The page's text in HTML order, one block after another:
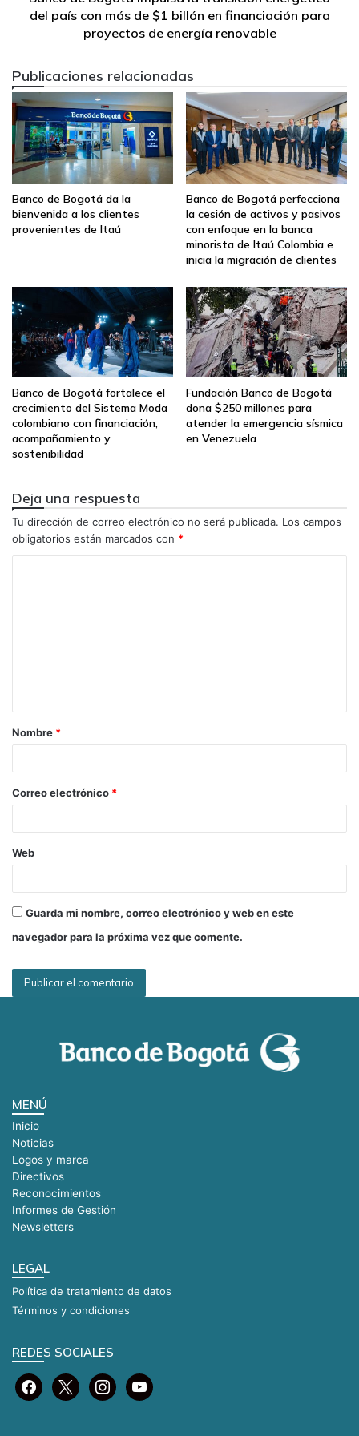
evolucionar sus modelos de gestión y prepararse para
competir en escenarios locales y globales. Reconocer su
futuro empresarial del país”,afirmóFrancisco O
´Bonaga Quintero, Socio director de Región Andina de
Deloitte
Tras 5 ediciones celebradas en nuestro país, MEC se
consolida como un acelerador de evolución empresarial
que impulsa a las compañías a fortalecer su liderazgo,
elevar sus estándares y preparar sus modelos de negocio
para los desafíos del futuro. Asimismo, a través de esta
iniciativa, el Banco de Bogotá, Deloitte y la Pontificia
Universidad Javeriana ratifican su compromiso de seguir
acompañando a las empresas del país en el camino hacia
una gestión más competitiva y sostenible.
“La articulación entre la experiencia de las organizaciones
y el conocimiento académico genera un círculo virtuoso de
aprendizaje. En MEC impulsamos reflexiones estratégicas
que fortalecen la toma de decisiones, el liderazgo y la
cultura empresarial, elementos esenciales para
desarrollo del país”, afirmó
Asociado del Departamento de Administración, Pontificia
Universidad Javeriana.
LH S.A.S. (Santander)
ADIELA DE LOMBANA S.A. (Valle del Cauca)
COMWARE S.A. (Cundinamarca)
Grupo IPF (Antioquia)
INGELECGROUP S.A.S. BIC (Huila)
Ingenio Pichichí S.A. (Valle del Cauca)
INTECPLAST S.A.S. (Cundinamarca)
JOYCO S.A.S. BIC (Cundinamarca)
LLANOGAS S.A. E.S.P. BIC (Meta)
MaderFormas (Cundinamarca)
Masivo de Occidente S.A.S. (Antioquia)
del país con más de $1 billón en financiación para
proyectos de energía renovable
Publicaciones relacionadas
Banco de Bogotá da la
bienvenida a los clientes
provenientes de Itaú
Banco de Bogotá perfecciona
la cesión de activos y pasivos
con enfoque en la banca
minorista de Itaú Colombia e
inicia la migración de clientes
Banco de Bogotá fortalece el
crecimiento del Sistema Moda
colombiano con financiación,
acompañamiento y
sostenibilidad
Fundación Banco de Bogotá
dona $250 millones para
atender la emergencia sísmica
en Venezuela
Deja una respuesta
Tu dirección de correo electrónico no será publicada. Los campos
obligatorios están marcados con *
a
r
Nombre *
Correo electrónico *
Web
Guarda mi nombre, correo electrónico y web en este
navegador para la próxima vez que comente.
MENÚ
Inicio
Noticias
Logos y marca
Directivos
Reconocimientos
Informes de Gestión
Newsletters
LEGAL
Política de tratamiento de datos
Términos y condiciones
REDES SOCIALES